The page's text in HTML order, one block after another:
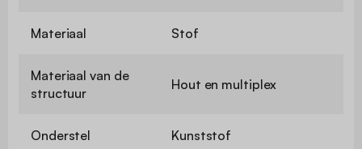
Materiaal Stof
Materiaal van de
structuur
Hout en multiplex
Onderstel Kunststof